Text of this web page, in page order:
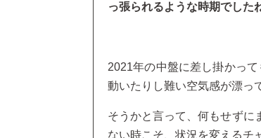
っ張られるような時期でした
2021年の中盤に差し掛かっ
動いたりし難い空気感が漂っ
そうかと言って、何もせずに
ない時こそ、状況を変えるチ